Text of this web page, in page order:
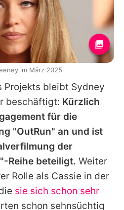
Projekts bleibt Sydney
beschäftigt: Kürzlich
für die
"OutRun" an und ist
der
Reihe beteiligt. Weiter
Rolle als Cassie in der
sie sich schon sehr
schon sehnsüchtig
im März 2025